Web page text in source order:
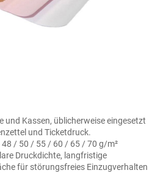
und Kassen, üblicherweise eingesetzt
und Ticketdruck.
/ 50 / 55 / 60 / 65 / 70 g/m²
Druckdichte, langfristige
für störungsfreies Einzugverhalten